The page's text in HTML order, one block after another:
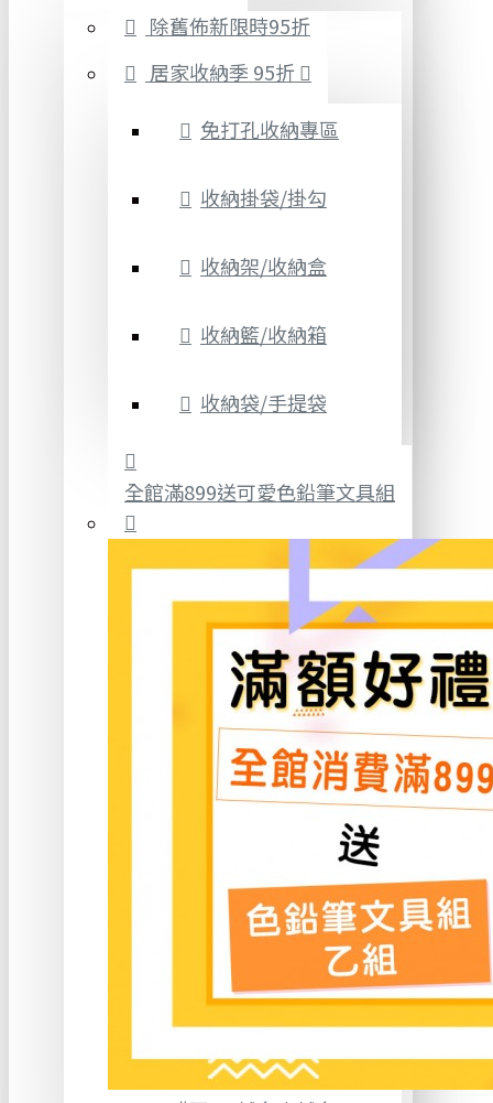
除舊佈新限時95折
居家收納季 95折
免打孔收納專區
收納掛袋/掛勾
收納架/收納盒
收納籃/收納箱
收納袋/手提袋
全館滿899送可愛色鉛筆文具組